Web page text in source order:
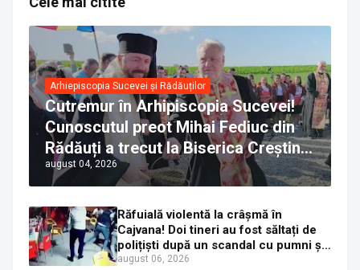
Arhiepiscopia Sucevei și Rădăuților
Cutremur în Arhipiscopia Sucevei!
Cunoscutul preot Mihai Fediuc din
Rădăuți a trecut la Biserica Creștină
Ortodoxă Valahă. ÎPS Calinic anunță
că îi pregătește judecata canonică
august 04, 2026
Răfuială violentă la crâșmă în
Cajvana! Doi tineri au fost săltați de
polițiști după un scandal cu pumni și
mașini distruse
august 06, 2026